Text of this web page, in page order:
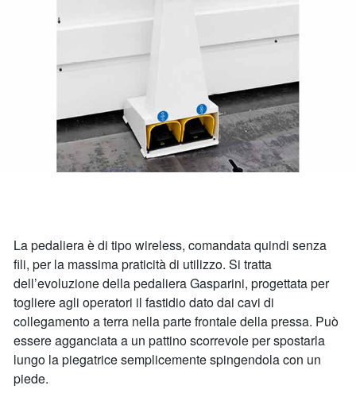
La pedaliera è di tipo wireless, comandata quindi senza
fili, per la massima praticità di utilizzo. Si tratta
dell’evoluzione della pedaliera Gasparini, progettata per
togliere agli operatori il fastidio dato dai cavi di
collegamento a terra nella parte frontale della pressa. Può
essere agganciata a un pattino scorrevole per spostarla
lungo la piegatrice semplicemente spingendola con un
piede.